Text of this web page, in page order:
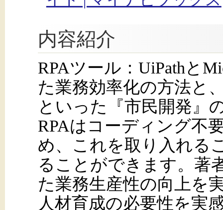
内容紹介
RPAツール：UiPathと
た業務効率化の方法と
といった『市民開発』
RPAはコーディング不
め、これを取り入れる
ることができます。著
た業務生産性の向上を
人材育成の必要性を実